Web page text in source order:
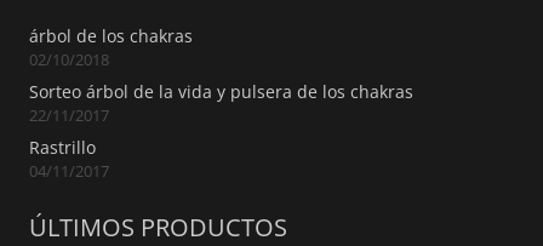
árbol de los chakras
02/10/2018
Sorteo árbol de la vida y pulsera de los chakras
22/11/2017
Rastrillo
04/11/2017
ÚLTIMOS PRODUCTOS